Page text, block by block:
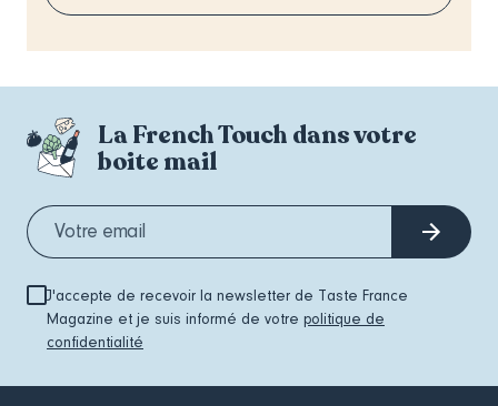
La French Touch dans votre
boite mail
J'accepte de recevoir la newsletter de Taste France
Magazine et je suis informé de votre politique de
confidentialité